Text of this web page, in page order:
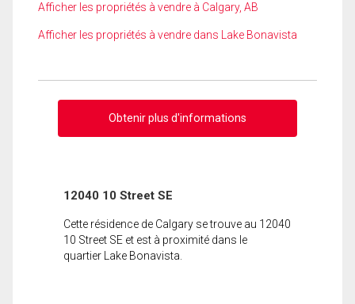
Afficher les propriétés à vendre à Calgary, AB
Afficher les propriétés à vendre dans Lake Bonavista
Obtenir plus d'informations
12040 10 Street SE
Cette résidence de Calgary se trouve au 12040
10 Street SE et est à proximité dans le
quartier Lake Bonavista.